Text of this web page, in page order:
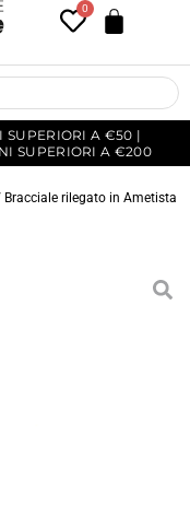
0
SUPERIORI A €50 |
SUPERIORI A €200
Bracciale rilegato in Ametista